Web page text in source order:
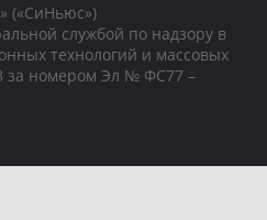
(«СиНьюс»)
службой по надзору в
технологий и массовых
за номером Эл № ФС77 –